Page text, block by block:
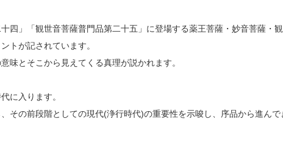
四」「観世音菩薩普門品第二十五」に登場する薬王菩薩・妙音菩薩・
トが記されています。
味とそこから見えてくる真理が説かれます。
に入ります。
その前段階としての現代(浄行時代)の重要性を示唆し、序品から進ん